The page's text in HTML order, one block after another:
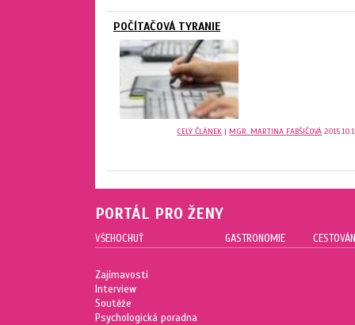
POČÍTAČOVÁ TYRANIE
CELÝ ČLÁNEK | MGR. MARTINA FABŠIČOVÁ
PORTÁL PRO ŽENY
VŠEHOCHUŤ
Zajímavosti
Interview
Soutěže
Psychologická poradna
GASTRONOMIE